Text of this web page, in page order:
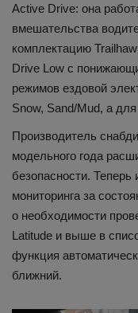
Active Drive: она
вмешательства
комплектацию
Drive Low с
режимов ездовой
Snow, Sand/Mud, а
Производитель
модельного года
безопасности.
мониторинга за
о необходимости
Latitude и выше в
функция
ближний.